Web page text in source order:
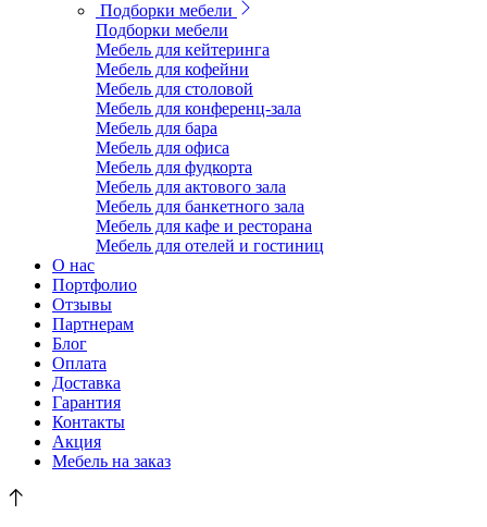
Подборки мебели
Подборки мебели
Мебель для кейтеринга
Мебель для кофейни
Мебель для столовой
Мебель для конференц-зала
Мебель для бара
Мебель для офиса
Мебель для фудкорта
Мебель для актового зала
Мебель для банкетного зала
Мебель для кафе и ресторана
Мебель для отелей и гостиниц
О нас
Портфолио
Отзывы
Партнерам
Блог
Оплата
Доставка
Гарантия
Контакты
Акция
Мебель на заказ